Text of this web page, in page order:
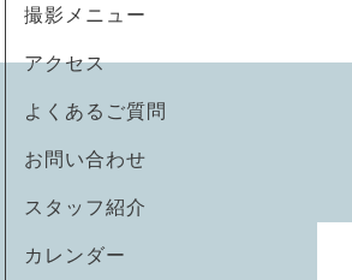
撮影メニュー
アクセス
よくあるご質問
お問い合わせ
スタッフ紹介
カレンダー